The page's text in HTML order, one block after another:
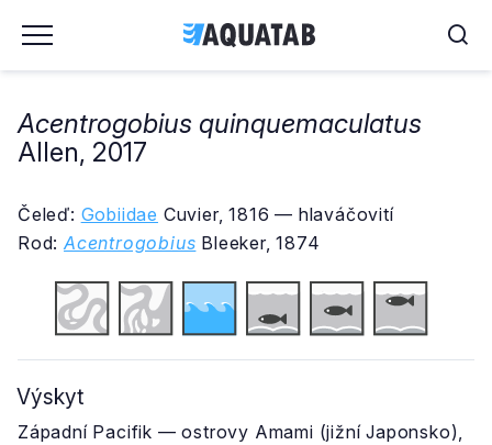
Acentrogobius quinquemaculatus
Allen, 2017
Čeleď: Gobiidae Cuvier, 1816 — hlaváčovití
Rod: Acentrogobius Bleeker, 1874
Výskyt
Západní Pacifik — ostrovy Amami (jižní Japonsko),